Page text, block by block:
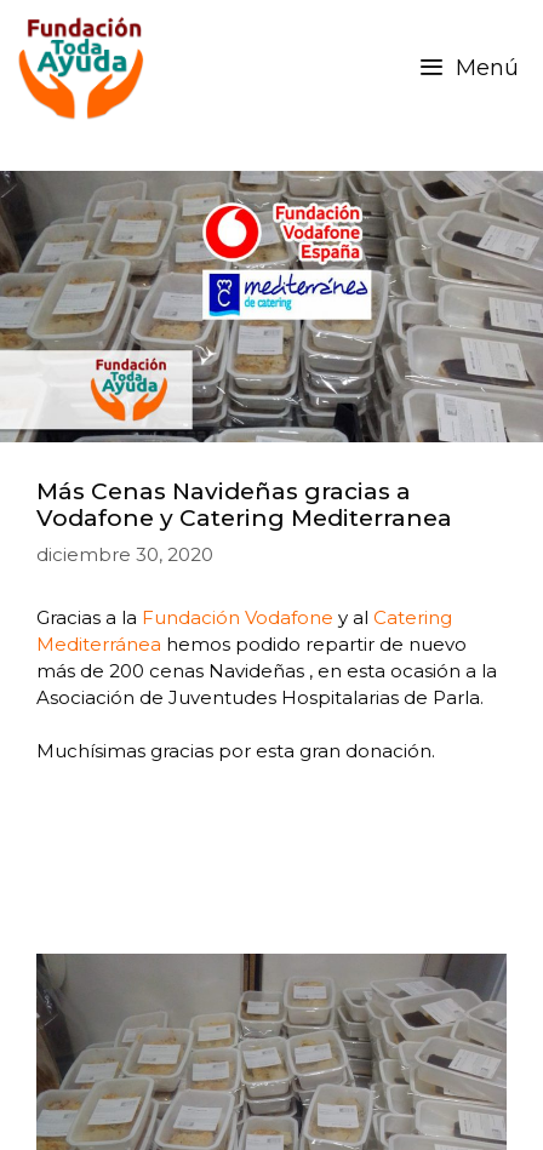
Menú
Más Cenas Navideñas gracias a
Vodafone y Catering Mediterranea
diciembre 30, 2020
Gracias a la Fundación Vodafone y al Catering
Mediterránea hemos podido repartir de nuevo
más de 200 cenas Navideñas , en esta ocasión a la
Asociación de Juventudes Hospitalarias de Parla.
Muchísimas gracias por esta gran donación.